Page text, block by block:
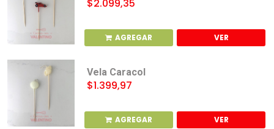
$2.099,35
AGREGAR VER
Vela Caracol
$1.399,97
AGREGAR VER